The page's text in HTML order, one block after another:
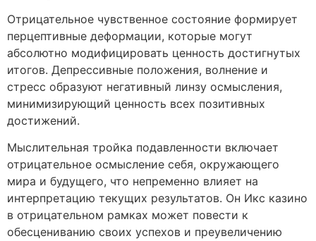
Отрицательное чувственное состояние формирует
перцептивные деформации, которые могут
абсолютно модифицировать ценность достигнутых
итогов. Депрессивные положения, волнение и
стресс образуют негативный линзу осмысления,
минимизирующий ценность всех позитивных
достижений.
Мыслительная тройка подавленности включает
отрицательное осмысление себя, окружающего
мира и будущего, что непременно влияет на
интерпретацию текущих результатов. Он Икс казино
в отрицательном рамках может повести к
обесцениванию своих успехов и преувеличению